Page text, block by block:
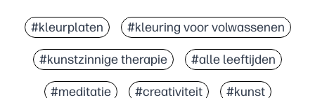
#kleurplaten #kleuring voor volwassenen
#kunstzinnige therapie #alle leeftijden
#meditatie #creativiteit #kunst